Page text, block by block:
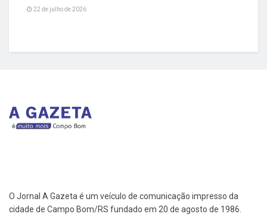
22 de julho de 2026
O Jornal A Gazeta é um veículo de comunicação impresso da
cidade de Campo Bom/RS fundado em 20 de agosto de 1986.